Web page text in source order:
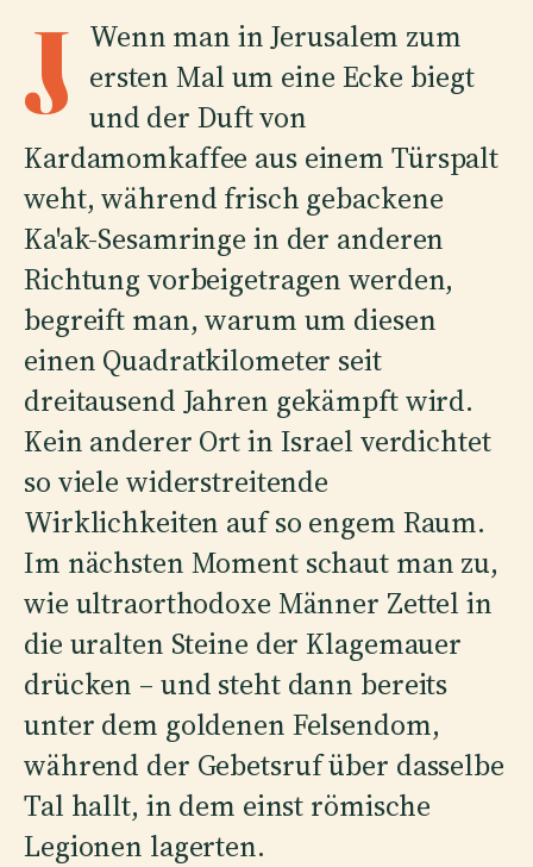
J Wenn man in Jerusalem zum
ersten Mal um eine Ecke biegt
und der Duft von
Kardamomkaffee aus einem Türspalt
weht, während frisch gebackene
Ka'ak-Sesamringe in der anderen
Richtung vorbeigetragen werden,
begreift man, warum um diesen
einen Quadratkilometer seit
dreitausend Jahren gekämpft wird.
Kein anderer Ort in Israel verdichtet
so viele widerstreitende
Wirklichkeiten auf so engem Raum.
Im nächsten Moment schaut man zu,
wie ultraorthodoxe Männer Zettel in
die uralten Steine der Klagemauer
drücken – und steht dann bereits
unter dem goldenen Felsendom,
während der Gebetsruf über dasselbe
Tal hallt, in dem einst römische
Legionen lagerten.